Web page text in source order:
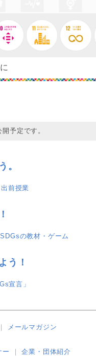
予定です。
。
出前授業
SDGsの教材・ゲーム
う！
宣言」
メールマガジン
ー 企業・団体紹介